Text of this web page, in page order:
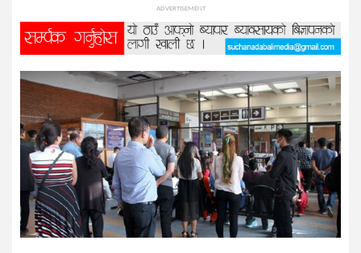
शिक्षा
भिडियो
अन्तर्वाता
ADVERTISEMENT